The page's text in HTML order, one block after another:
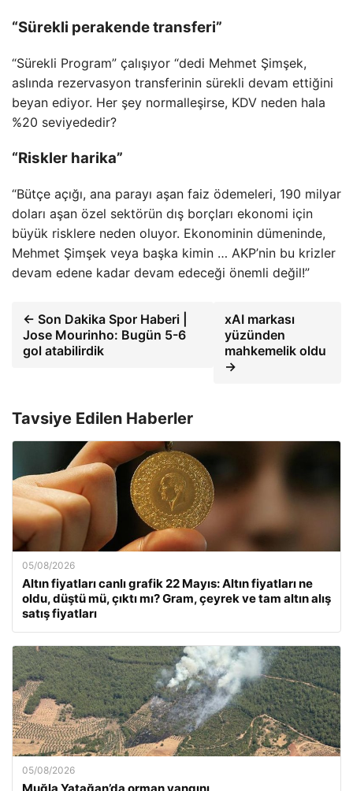
“Sürekli perakende transferi”
“Sürekli Program” çalışıyor “dedi Mehmet Şimşek,
aslında rezervasyon transferinin sürekli devam ettiğini
beyan ediyor. Her şey normalleşirse, KDV neden hala
%20 seviyededir?
“Riskler harika”
“Bütçe açığı, ana parayı aşan faiz ödemeleri, 190 milyar
doları aşan özel sektörün dış borçları ekonomi için
büyük risklere neden oluyor. Ekonominin dümeninde,
Mehmet Şimşek veya başka kimin … AKP’nin bu krizler
devam edene kadar devam edeceği önemli değil!”
← Son Dakika Spor Haberi |
Jose Mourinho: Bugün 5-6
gol atabilirdik
xAI markası
yüzünden
mahkemelik oldu
→
Tavsiye Edilen Haberler
05/08/2026
Altın fiyatları canlı grafik 22 Mayıs: Altın fiyatları ne
oldu, düştü mü, çıktı mı? Gram, çeyrek ve tam altın alış
satış fiyatları
05/08/2026